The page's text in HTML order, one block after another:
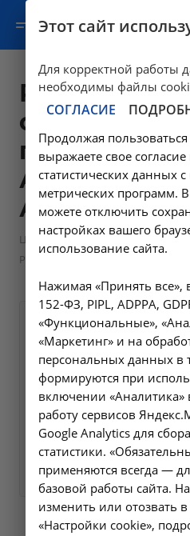
Рассечение
синехий
половых губ
А16.20.066 в
Ангарске
Цены в Ангарске —
Рассечение синехий малых
Оформите заявку на
мы свяжемся с вами
ближайшее время и
на все
вопросы.
Заказать услугу
Этот сайт
Для корректной работы
необходимы файлы
СОГЛАСИЕ
Продолжая
выражаете свое
статистических данных
метрических программ.
можете отключить
настройках вашего
использование сайта.
Нажимая «Принять все»,
152-ФЗ, PIPL, ADPPA,
«Функциональные»,
«Маркетинг» и на
персональных данных в
формируются при
включении «Аналитика»
работу сервисов
Google Analytics для
статистики.
применяются всегда —
базовой работы сайта.
изменить или отозвать
«Настройки cookie»,